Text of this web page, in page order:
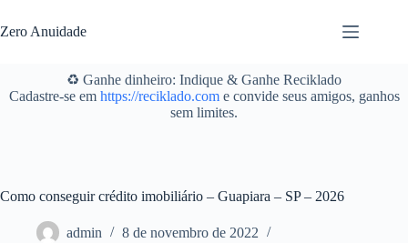
para
o
Zero Anuidade
♻️ Ganhe dinheiro: Indique & Ganhe Reciklado
Cadastre-se em https://reciklado.come convide seus amigos, ganhos
sem limites.
Como conseguir crédito imobiliário – Guapiara – SP – 2026
admin
8 de novembro de 2022